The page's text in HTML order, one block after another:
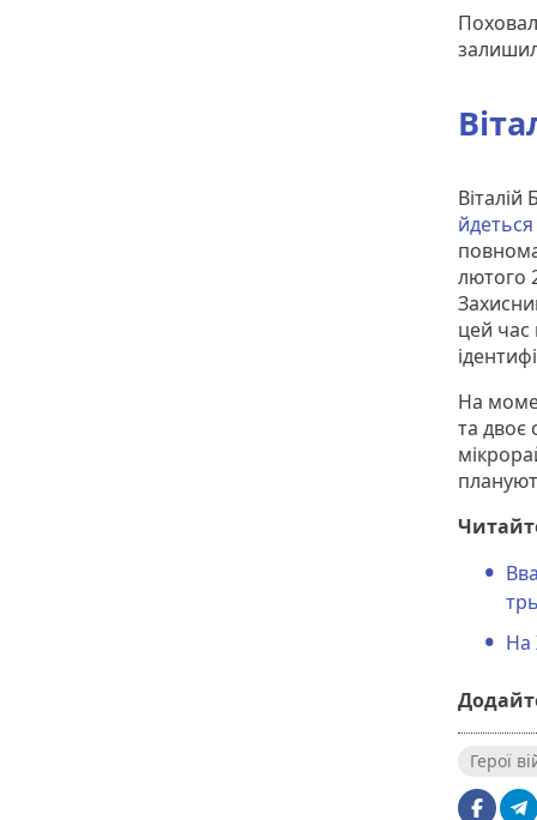
Віталій
йдеться
лютого
цей час
На
та двоє
На
Герої